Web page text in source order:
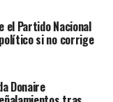
el Partido Nacional
si no corrige
Donaire